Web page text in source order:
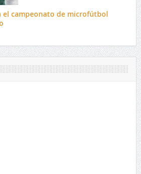
el campeonato de microfútbol